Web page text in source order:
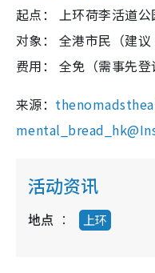
起点： 上环荷李活道公
对象： 全港市民（建议
费用： 全免（需事先登
来源：
活动资讯
地点 上环